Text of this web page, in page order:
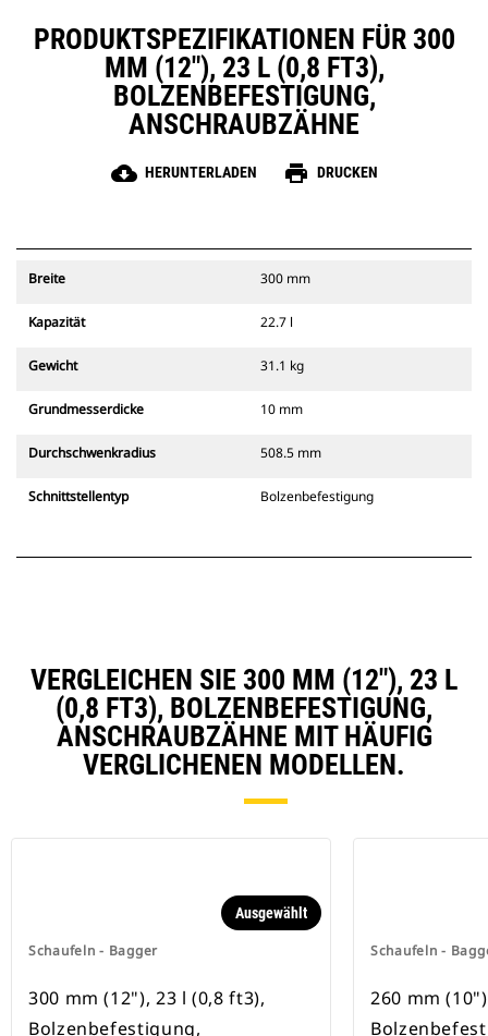
PRODUKTSPEZIFIKATIONEN FÜR 300
MM (12"), 23 L (0,8 FT3),
BOLZENBEFESTIGUNG,
ANSCHRAUBZÄHNE
cloud_download HERUNTERLADEN print DRUCKEN
Breite 300 mm
Kapazität 22.7 l
Gewicht 31.1 kg
Grundmesserdicke 10 mm
Durchschwenkradius 508.5 mm
Schnittstellentyp Bolzenbefestigung
VERGLEICHEN SIE 300 MM (12"), 23 L
(0,8 FT3), BOLZENBEFESTIGUNG,
ANSCHRAUBZÄHNE MIT HÄUFIG
VERGLICHENEN MODELLEN.
Schaufeln - Bagger
Ausgewählt
300 mm (12"), 23 l (0,8 ft3),
Bolzenbefestigung,
Schaufeln -
260 mm